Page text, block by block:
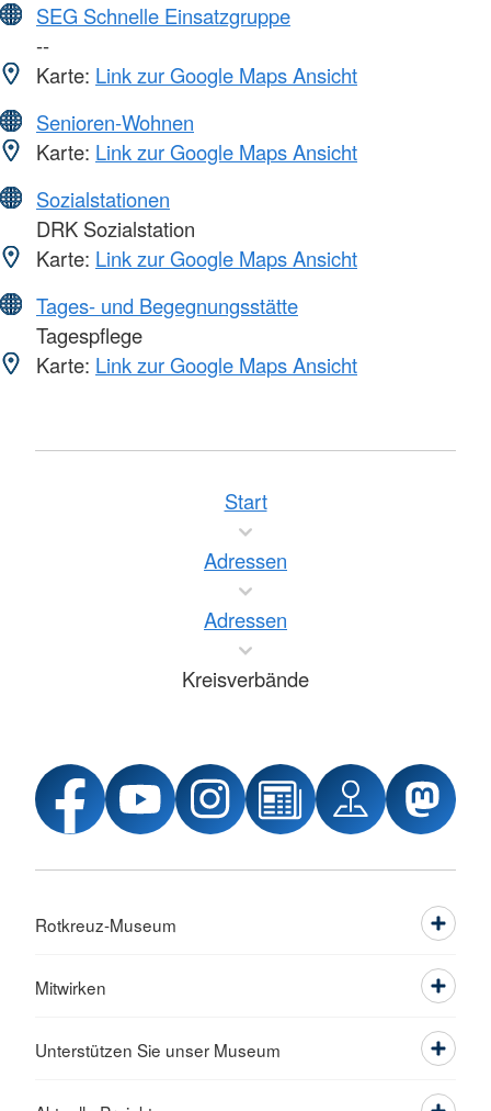
SEG Schnelle Einsatzgruppe
--
Karte: Link zur Google Maps Ansicht
Senioren-Wohnen
Karte: Link zur Google Maps Ansicht
Sozialstationen
DRK Sozialstation
Karte: Link zur Google Maps Ansicht
Tages- und Begegnungsstätte
Tagespflege
Karte: Link zur Google Maps Ansicht
Start
Adressen
Adressen
Kreisverbände
Rotkreuz-Museum
Mitwirken
Unterstützen Sie unser Museum